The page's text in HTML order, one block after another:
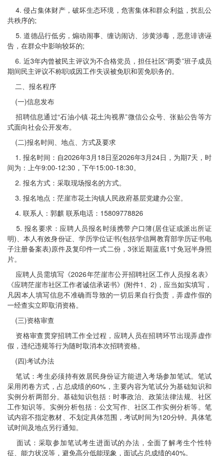
4. 侵占集体财产，破坏生态环境，危害集体和群众利益，扰乱公
共秩序的;
5. 道德品行低劣，煽动闹事、缠访闹访、涉黄涉毒，恶意诽谤诬
告，在群众中影响较坏的;
6. 近3年内曾被民主评议为不合格党员，担任社区“两委”班子成员
期间民主评议不称职或因工作失误被免职和罢免职务的。
二、报名程序
(一)信息发布
招聘信息通过“石油小镇·花土沟视界”微信公众号、张贴公告等方
式面向社会公开发布。
(二)报名时间、地点、方式及要求
1. 报名时间：自2026年3月18日至2026年3月24日，为期7天，时
间为：上午9:00-12:30，下午15:00-18:30。
2. 报名方式：采取现场报名的方式。
3. 报名地点：茫崖市花土沟镇人民政府基层党建办公室。
4. 联系人：郭麒 联系电话：15809778826
5. 报名要求：应聘人员报名时须携带户口簿(居住证或派出所证
明)、本人有效身份证、学历学位证书(包括学信网教育部学历证书电
子注册备案表)原件及复印件一式二份，3张近期蓝底1寸免冠半身照
片。
应聘人员需填写《2026年茫崖市公开招聘社区工作人员报名表》
《应聘茫崖市社区工作者诚信承诺书》(附件1、2)，应当如实填写，
凡因本人填写信息不准确而导致的一切后果自行负责，弄虚作假的
一经查实立即取消资格。
(三)资格审查
资格审查贯穿招聘工作全过程，应聘人员在招聘环节出现弄虚作
假，违纪违规等行为随时取消本次招聘资格。
(四)考试办法
笔试：考生必须持有效居民身份证方能进入考场参加笔试。笔试
采用闭卷方式，占总成绩的60%，主要内容为笔试分为基础知识和
实例分析两部分。基础知识包括：时事政治、政策法律法规、社区
工作知识等。实例分析包括：公文写作、社区工作实例分析等。笔
试内容不指定教材、不划定具体范围，考试时间为120分钟。具体笔
试时间及地点另行通知。
面试：采取参加笔试考生进面试的办法，全面了解考生个性特
征、能力状况等，避免高分低能现象，面试占总成绩的40%。